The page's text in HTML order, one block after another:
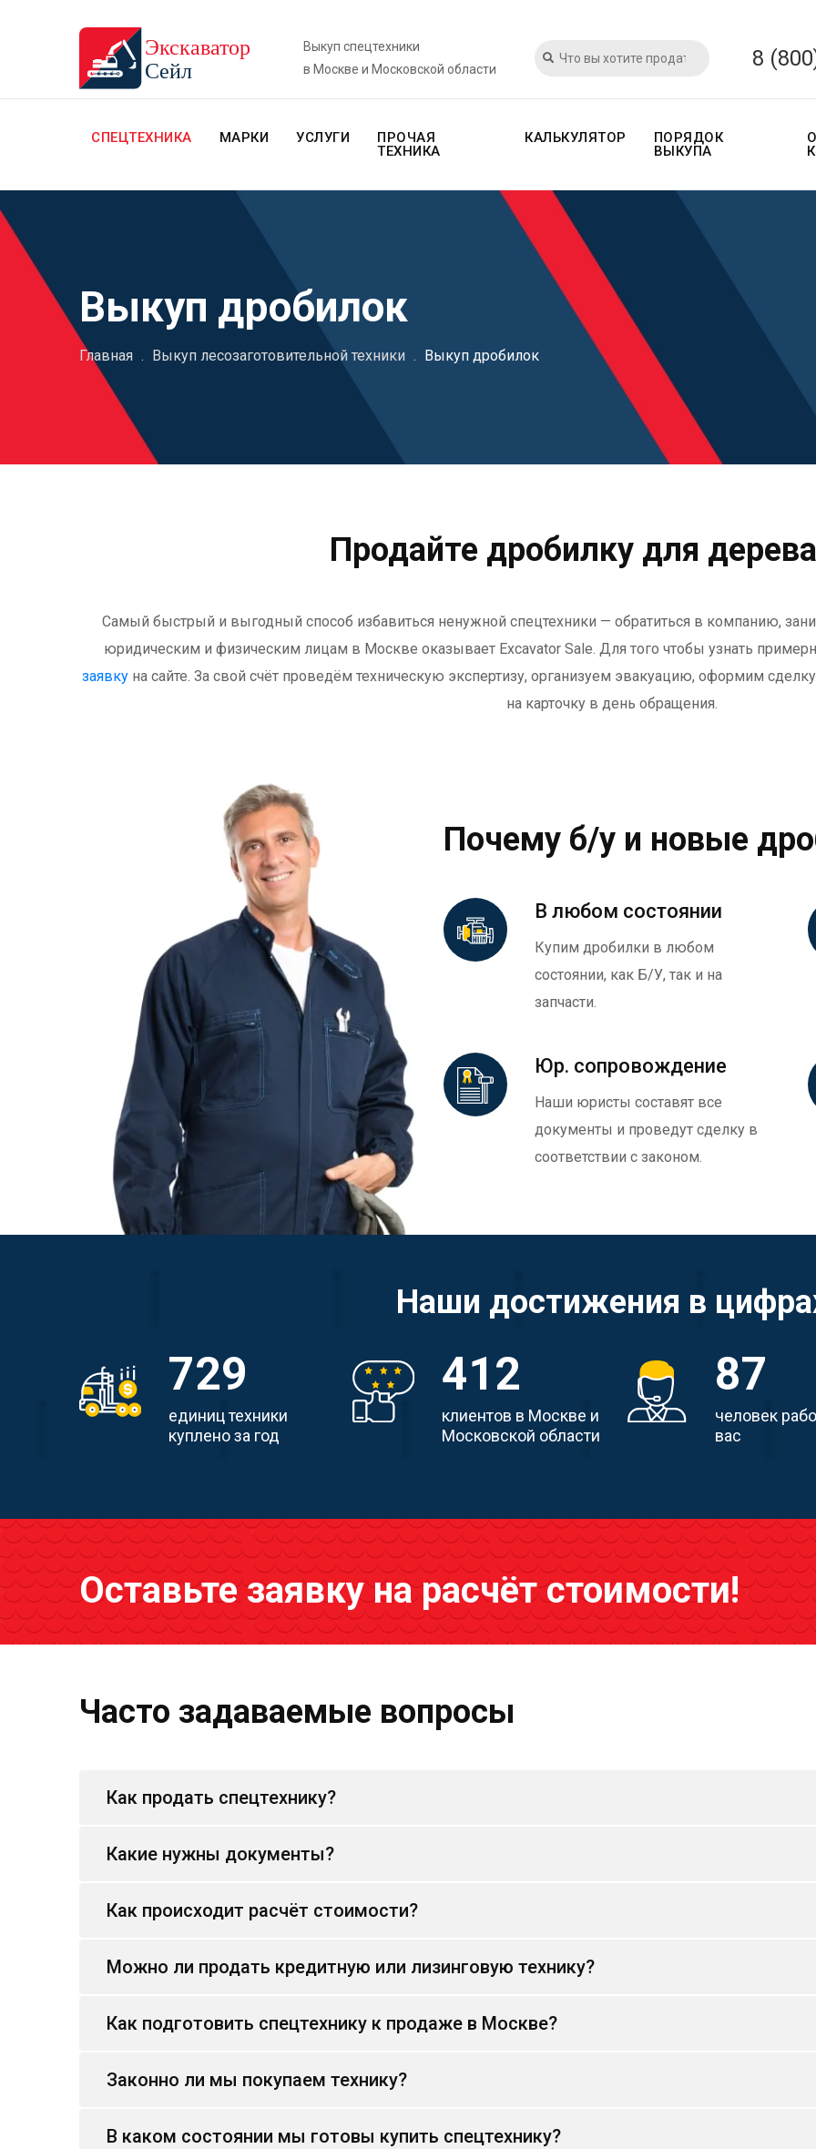
Выкуп спецтехники
в Москве и Московской области
8
СПЕЦТЕХНИКА МАРКИ УСЛУГИ
ПРОЧАЯ
ТЕХНИКА
КАЛЬКУЛЯТОР
ПОРЯДОК
ВЫКУПА
Выкуп дробилок
Главная . Выкуп лесозаготовительной техники . Выкуп дробилок
Продайте дробилку для
Самый быстрый и выгодный способ избавиться ненужной спецтехники — обратиться в компанию,
юридическим и физическим лицам в Москве оказывает Excavator Sale. Для того чтобы узнать
заявку на сайте. За свой счёт проведём техническую экспертизу, организуем эвакуацию, оформим
на карточку в день обращения.
Почему б/у и новые
В любом состоянии
Купим дробилки в любом
состоянии, как Б/У, так и на
запчасти.
Юр. сопровождение
Наши юристы составят все
документы и проведут сделку в
соответствии с законом.
Наши достижения в
729
единиц техники
куплено за год
412
клиентов в Москве и
Московской области
87
человек
вас
Оставьте заявку на расчёт стоимости!
Часто задаваемые вопросы
Как продать спецтехнику?
Какие нужны документы?
Как происходит расчёт стоимости?
Можно ли продать кредитную или лизинговую технику?
Как подготовить спецтехнику к продаже в Москве?
Законно ли мы покупаем технику?
В каком состоянии мы готовы купить спецтехнику?